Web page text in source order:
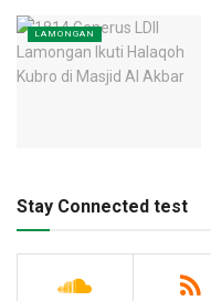
LAMONGAN
Stay Connected test